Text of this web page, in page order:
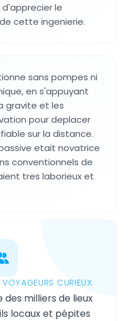
le
cette ingenierie.
sans pompes ni
en s'appuyant
gravite et les
pour deplacer
sur la distance.
etait novatrice
conventionnels de
tres laborieux et
CURIEUX
milliers de lieux
locaux et pépites